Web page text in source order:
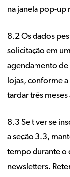
na janela pop-up
8.2 Os dados
solicitação em
agendamento de
lojas, conforme
tardar três
8.3 Se tiver se
a seção 3.3,
tempo durante o
newsletters.